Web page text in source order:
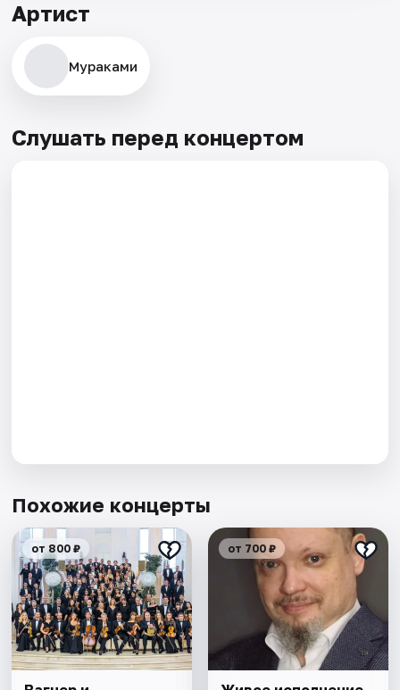
Артист
Мураками
Слушать перед концертом
Похожие концерты
от 800 ₽ от 700 ₽